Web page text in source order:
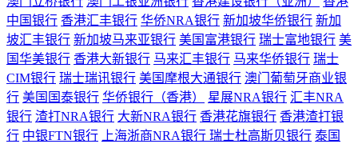
中国银行 香港汇丰银行 华侨NRA银行 新加坡华侨银行 新加
坡汇丰银行 新加坡马来亚银行 美国富港银行 瑞士富地银行 美
国华美银行 香港大新银行 马来汇丰银行 马来华侨银行 瑞士
CIM银行 瑞士瑞讯银行 美国摩根大通银行 澳门葡萄牙商业银
行 美国国泰银行 华侨银行（香港） 星展NRA银行 汇丰NRA
银行 渣打NRA银行 大新NRA银行 香港花旗银行 香港渣打银
行 中银FTN银行 上海浙商NRA银行 瑞士杜高斯贝银行 泰国